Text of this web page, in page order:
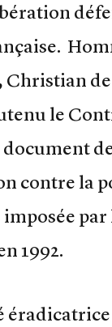
Christian
le
contre la
par
1992.
éradicatrice